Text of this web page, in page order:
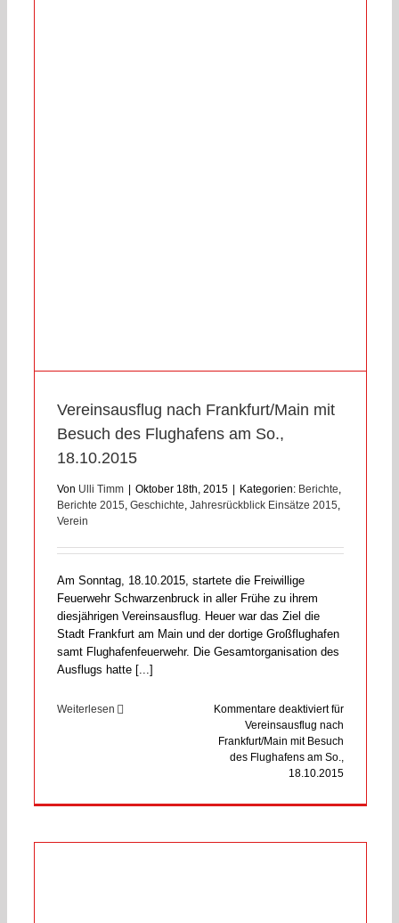
Vereinsausflug nach Frankfurt/Main mit
Besuch des Flughafens am So.,
18.10.2015
Von Ulli Timm | Oktober 18th, 2015 | Kategorien: Berichte
Berichte 2015 Geschichte Jahresrückblick Einsätze 2015
Verein
Am Sonntag, 18.10.2015, startete die Freiwillige
Feuerwehr Schwarzenbruck in aller Frühe zu ihrem
diesjährigen Vereinsausflug. Heuer war das Ziel die
Stadt Frankfurt am Main und der dortige Großflughafen
samt Flughafenfeuerwehr. Die Gesamtorganisation des
Ausflugs hatte [...]
Weiterlesen Kommentare deaktiviertfür
Vereinsausflug nach
Frankfurt/Main mit Besuch
des Flughafens am So.,
18.10.2015